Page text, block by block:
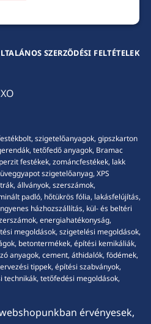
SZERZŐDÉSI FELTÉTELEK
szigetelőanyagok, gipszkarton
tetőfedő anyagok, Bramac
festékek, zománcfestékek, lakk
szigetelőanyag, XPS
állványok, szerszámok,
padló, hőtükrös fólia, lakásfelújítás,
házhozszállítás, kül- és beltéri
energiahatékonyság,
megoldások, szigetelési megoldások,
betontermékek, építési kemikáliák,
anyagok, cement, áthidalók, födémek,
tippek, építési szabványok,
technikák, tetőfedési megoldások,
érvényesek,